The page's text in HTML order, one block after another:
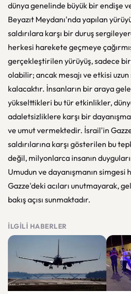
dünya genelinde büyük bir endişe
Beyazıt Meydanı'nda yapılan
saldırılara karşı bir duruş
herkesi harekete geçmeye
gerçekleştirilen yürüyüş, sadece
olabilir; ancak mesajı ve etkisi uzun
kalacaktır. İnsanların bir araya
yükselttikleri bu tür etkinlikler,
adaletsizliklere karşı bir
ve umut vermektedir. İsrail'in
saldırılarına karşı gösterilen bu
değil, milyonlarca insanın
Umudun ve dayanışmanın simgesi
Gazze'deki acıları unutmayarak,
bakış açısı sunmaktadır.
İLGILI HABERLER